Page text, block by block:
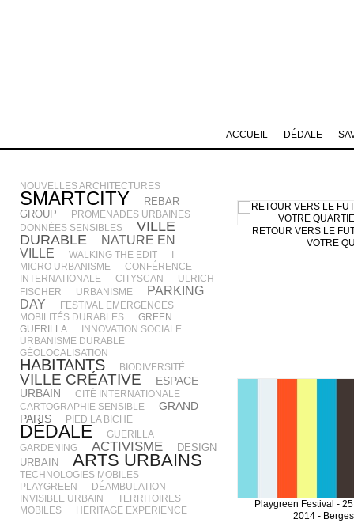
NOUVELLES ARCHITECTURES
SMARTCITY
REBAR
GROUP
PROMENADES URBAINES
DONNÉES SENSIBLES
VILLE
DURABLE
NATURE EN
VILLE
WALKING THE EDIT
MICRO URBANISME
CONFÉRENCE
INTERNATIONALE
CITYSCAN
ULRICH
FISCHER
URBANISME
PARKING
DAY
FESTIVAL EMERGENCES
MOBILITÉS DURABLES
GREEN
GUERILLA
INNOVATION SOCIALE
URBANISME DURABLE
GÉOLOCALISATION
HABITANTS BIODIVERSITÉ
VILLE CRÉATIVE
ESPACE
URBAIN
CITÉ INTERNATIONALE
CARTOGRAPHIE SENSIBLE
GRAND
PARIS
PIED LA BICHE
DÉDALE
GUERILLA
GARDENING
ACTIVISME
DESIGN
URBAIN
ARTS URBAINS
TECHNOLOGIES MOBILES
PLAYGREEN
DÉAMBULATION
INVISIBLE URBAIN
TERRITOIRES
MOBILES
HERITAGE EXPERIENCE
RETOUR VERS LE
VOTRE
Playgreen Festival -
2014 -
DÉDALE
ACCUEIL